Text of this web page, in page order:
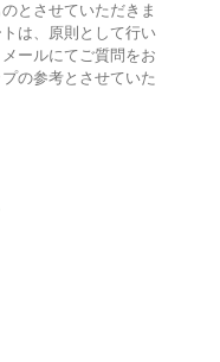
とさせていただきま
は、原則として行い
ールにてご質問をお
の参考とさせていた